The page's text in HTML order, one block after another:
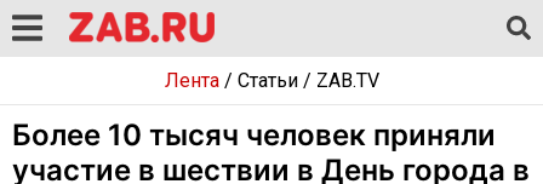
Лента/ Статьи/ ZAB.TV
Более 10 тысяч человек приняли
участие в шествии в День города в